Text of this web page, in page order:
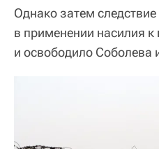
Однако затем
в применении насилия к
и освободило Соболева